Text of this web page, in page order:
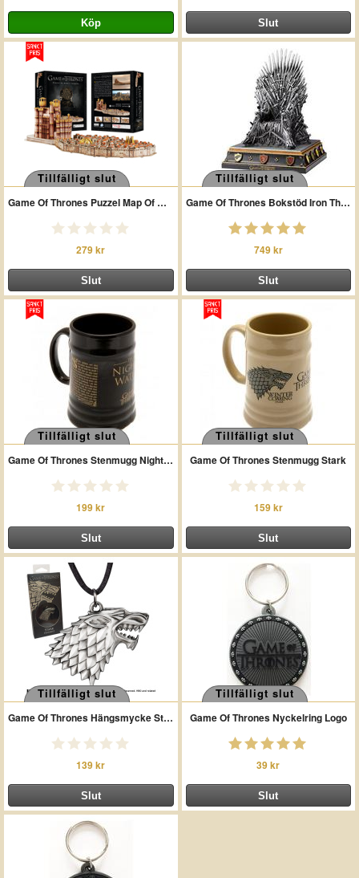
Tillfälligt slut
Game Of Thrones Puzzel Map Of Kings Landing
279 kr
Tillfälligt slut
Game Of Thrones Bokstöd Iron Throne
749 kr
Tillfälligt slut
Game Of Thrones Stenmugg Nights Watch
199 kr
Tillfälligt slut
Game Of Thrones Stenmugg Stark
159 kr
Tillfälligt slut
Game Of Thrones Hängsmycke Stark
139 kr
Tillfälligt slut
Game Of Thrones Nyckelring Logo
39 kr